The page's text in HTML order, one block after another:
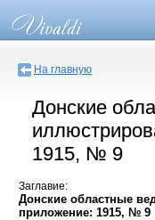
На главную
Донские
1915, № 9
Заглавие:
Донские областные
приложение: 1915, № 9